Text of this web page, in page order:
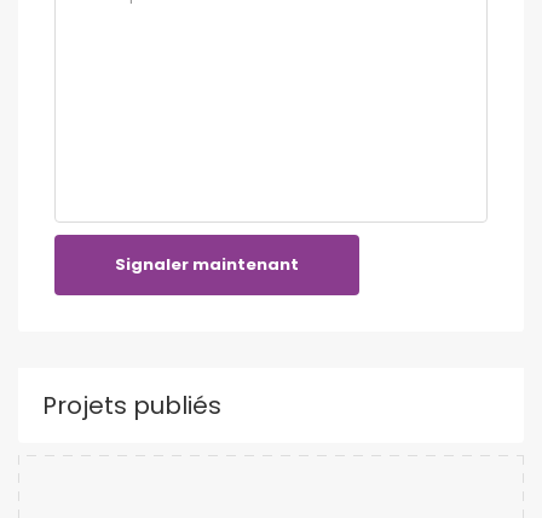
Signaler maintenant
Projets publiés